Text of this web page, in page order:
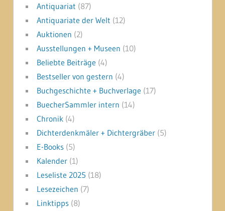
Antiquariat (87)
Antiquariate der Welt (12)
Auktionen (2)
Ausstellungen + Museen (10)
Beliebte Beiträge (4)
Bestseller von gestern (4)
Buchgeschichte + Buchverlage (17)
BuecherSammler intern (14)
Chronik(4)
Dichterdenkmäler + Dichtergräber(5)
E-Books(5)
Kalender(1)
Leseliste 2025 (18)
Lesezeichen (7)
Linktipps(8)